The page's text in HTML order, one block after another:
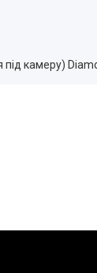
під камеру)